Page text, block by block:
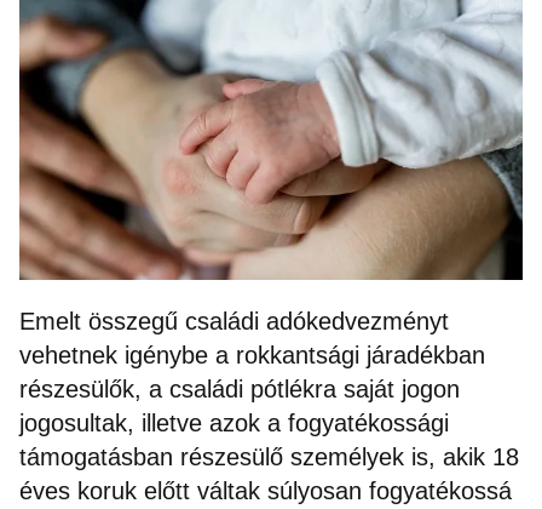
Emelt összegű családi adókedvezményt
vehetnek igénybe a rokkantsági járadékban
részesülők, a családi pótlékra saját jogon
jogosultak, illetve azok a fogyatékossági
támogatásban részesülő személyek is, akik 18
éves koruk előtt váltak súlyosan fogyatékossá